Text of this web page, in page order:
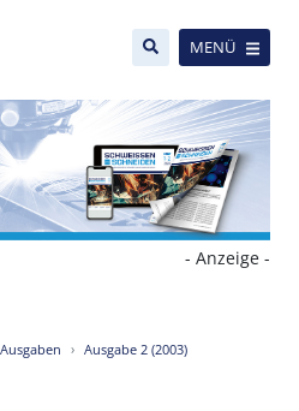
MENÜ
- Anzeige -
Ausgaben
Ausgabe 2 (2003)